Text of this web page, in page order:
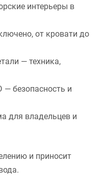
интерьеры в
от кровати до
— техника,
— безопасность и
для владельцев и
и приносит